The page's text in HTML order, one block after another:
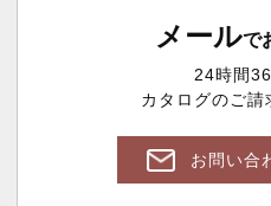
メールで
24時間
カタログのご請
お問い合